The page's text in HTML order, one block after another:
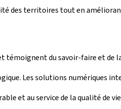
des territoires tout en
témoignent du savoir-faire et de
Les solutions numériques
et au service de la qualité de